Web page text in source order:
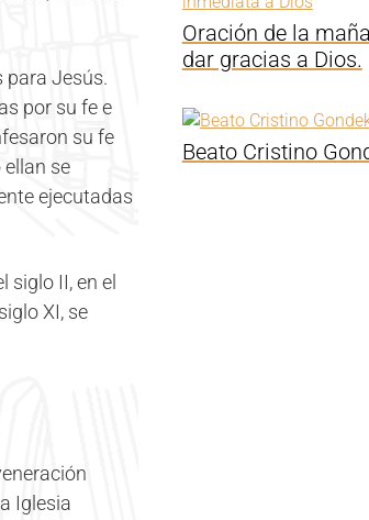
para Jesús.
por su fe e
su fe
se
ejecutadas
II, en el
XI, se
Iglesia
Oración de la
dar gracias a Dios.
Beato Cristino